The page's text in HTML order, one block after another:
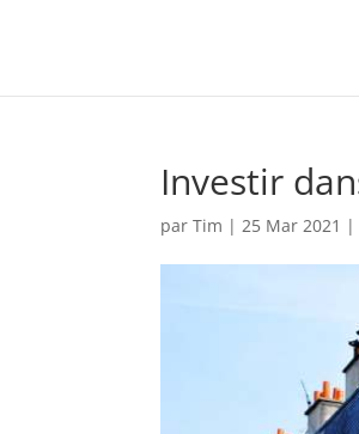
Investir
parTim |25 Mar 2021 |